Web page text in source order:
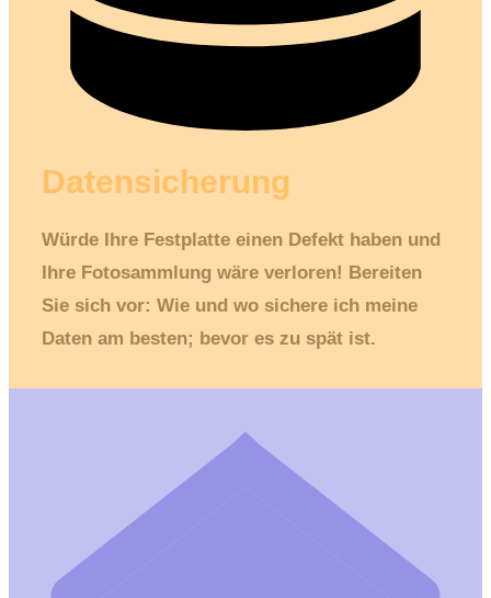
Datensicherung
Würde Ihre Festplatte einen Defekt haben und
Ihre Fotosammlung wäre verloren! Bereiten
Sie sich vor: Wie und wo sichere ich meine
Daten am besten; bevor es zu spät ist.